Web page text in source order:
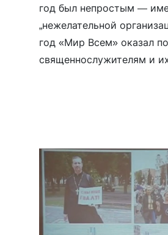
год был непростым —
„нежелательной
год «Мир Всем» оказал
священнослужителям и